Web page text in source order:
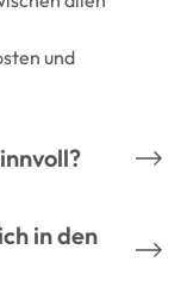
und
in den